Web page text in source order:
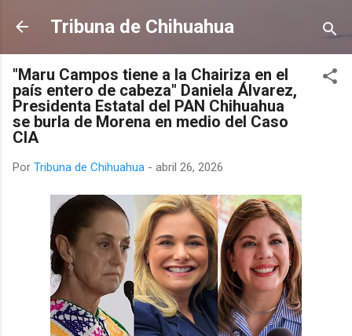
Ir al contenido principal
Tribuna de Chihuahua
"Maru Campos tiene a la Chairiza en el
país entero de cabeza" Daniela Álvarez,
Presidenta Estatal del PAN Chihuahua
se burla de Morena en medio del Caso
CIA
Por Tribuna de Chihuahua - abril 26, 2026